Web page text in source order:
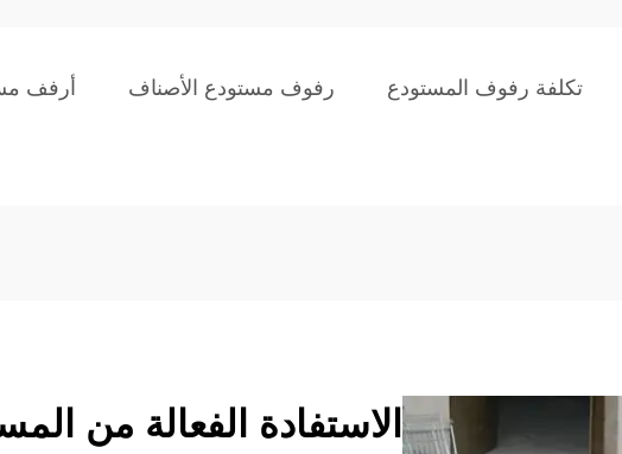
تكلفة رفوف المستودع رفوف مستودع الأصناف أرفف
الاستفادة الفعالة من